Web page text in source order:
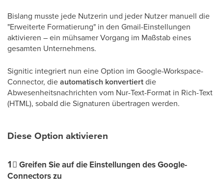
Bislang musste jede Nutzerin und jeder Nutzer manuell die
"Erweiterte Formatierung" in den Gmail-Einstellungen
aktivieren – ein mühsamer Vorgang im Maßstab eines
gesamten Unternehmens.
Signitic integriert nun eine Option im Google-Workspace-
Connector, dieautomatisch konvertiertdie
Abwesenheitsnachrichten vom Nur-Text-Format in Rich-Text
(HTML), sobald die Signaturen übertragen werden.
Diese Option aktivieren
1⃣ Greifen Sie auf die Einstellungen des Google-
Connectors zu